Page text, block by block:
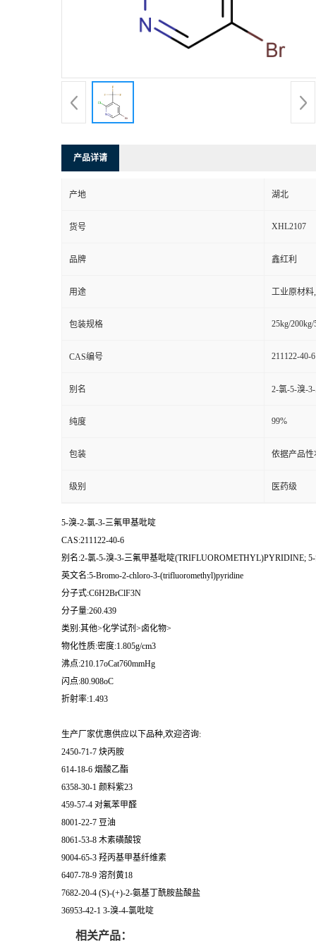
产品详请
产地 湖北
货号 XHL2107
品牌 鑫红利
用途 工业原材
包装规格 25kg/
CAS编号 211122-40-6
别名 2-氯-5-溴-
纯度 99%
包装 依据产品
级别 医药级
5-溴-2-氯-3-三氟甲基吡啶
CAS:211122-40-6
别名:2-氯-5-溴-3-三氟甲基吡啶(TRIFLUOROMETHYL)PYRIDINE;
英文名:5-Bromo-2-chloro-3-(trifluoromethyl)pyridine
分子式:C6H2BrClF3N
分子量:260.439
类别:其他>化学试剂>卤化物>
物化性质:密度:1.805g/cm3
沸点:210.17oCat760mmHg
闪点:80.908oC
折射率:1.493
生产厂家优惠供应以下品种,欢迎咨询:
2450-71-7 炔丙胺
614-18-6 烟酸乙酯
6358-30-1 颜料紫23
459-57-4 对氟苯甲醛
8001-22-7 豆油
8061-53-8 木素磺酸铵
9004-65-3 羟丙基甲基纤维素
6407-78-9 溶剂黄18
7682-20-4 (S)-(+)-2-氨基丁酰胺盐酸盐
36953-42-1 3-溴-4-氯吡啶
相关产品：